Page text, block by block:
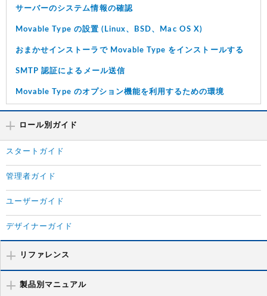
サーバーのシステム情報の確認
Movable Type の設置 (Linux、BSD、Mac OS X)
おまかせインストーラで Movable Type をインストールする
SMTP 認証によるメール送信
Movable Type のオプション機能を利用するための環境
ロール別ガイド
スタートガイド
管理者ガイド
ユーザーガイド
デザイナーガイド
リファレンス
製品別マニュアル